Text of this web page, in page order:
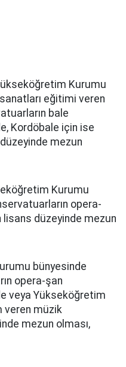
Kurumu
eğitimi veren
bale
Kordöbale için ise
mezun
Kurumu
opera-
düzeyinde mezun
bünyesinde
opera-şan
veya Yükseköğretim
veren müzik
mezun olması,